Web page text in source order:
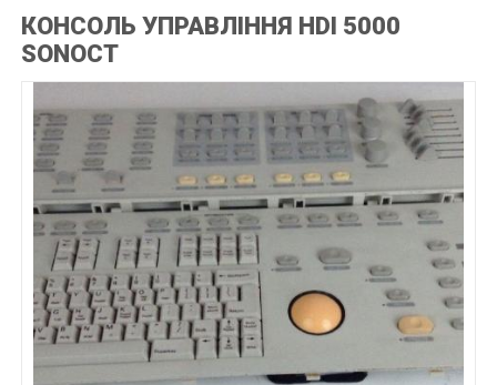
КОНСОЛЬ УПРАВЛІННЯ HDI 5000
SONOCT